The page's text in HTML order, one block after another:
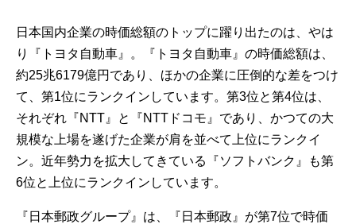
日本国内企業の時価総額のトップに躍り出たのは、やは
り『トヨタ自動車』。『トヨタ自動車』の時価総額は、
約25兆6179億円であり、ほかの企業に圧倒的な差をつけ
て、第1位にランクインしています。第3位と第4位は、
それぞれ『NTT』と『NTTドコモ』であり、かつての大
規模な上場を遂げた企業が肩を並べて上位にランクイ
ン。近年勢力を拡大してきている『ソフトバンク』も第
6位と上位にランクインしています。
『日本郵政グループ』は、『日本郵政』が第7位で時価